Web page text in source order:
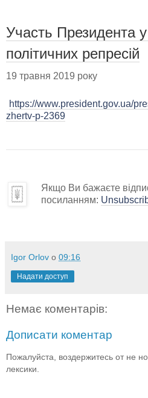
Участь Президента
політичних репресій
19 травня 2019 року
https://www.president.gov.ua/
zhertv-p-2369
Якщо Ви бажаєте
посиланням:
Igor Orlov о 09:16
Надати доступ
Немає коментарів:
Дописати коментар
Пожалуйста, воздержитесь от не
лексики.